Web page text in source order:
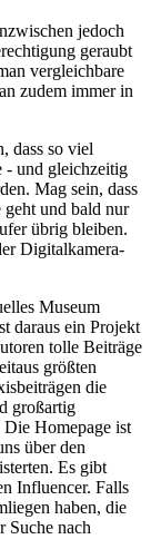
jedoch
geraubt
vergleichbare
zudem immer in
dass so viel
- und gleichzeitig
Mag sein, dass
geht und bald nur
übrig bleiben.
Digitalkamera-
Museum
daraus ein Projekt
tolle Beiträge
größten
die
großartig
Die Homepage ist
über den
Es gibt
Influencer. Falls
haben, die
Suche nach